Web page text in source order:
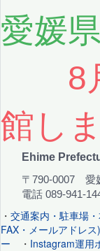
愛媛
8
館し
Ehime
〒790-0007 愛
電話 089-941-
・ 交通案内・駐車場
FAX・メールアドレス)
ー ・ Instagram運用